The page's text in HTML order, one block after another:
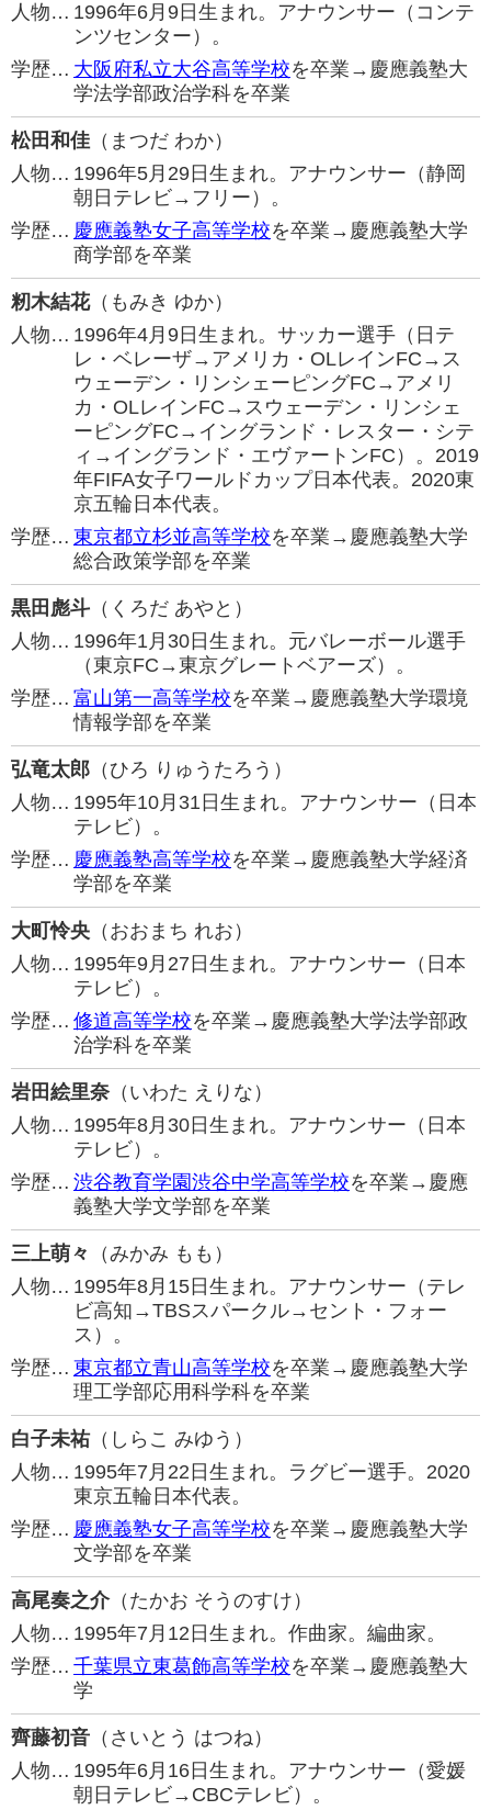
人物… 1996年6月9日生まれ。アナウンサー（コンテ
ンツセンター）。
学歴… 大阪府私立大谷高等学校を卒業→慶應義塾大
学法学部政治学科を卒業
松田和佳 （まつだ わか）
人物… 1996年5月29日生まれ。アナウンサー（静岡
朝日テレビ→フリー）。
学歴… 慶應義塾女子高等学校を卒業→慶應義塾大学
商学部を卒業
籾木結花（もみき ゆか）
人物… 1996年4月9日生まれ。サッカー選手（日テ
レ・ベレーザ→アメリカ・OLレインFC→ス
ウェーデン・リンシェーピングFC→アメリ
カ・OLレインFC→スウェーデン・リンシェ
ーピングFC→イングランド・レスター・シテ
ィ→イングランド・エヴァートンFC）。2019
年FIFA女子ワールドカップ日本代表。2020東
京五輪日本代表。
学歴… 東京都立杉並高等学校を卒業→慶應義塾大学
総合政策学部を卒業
黒田彪斗 （くろだ あやと）
人物… 1996年1月30日生まれ。元バレーボール選手
（東京FC→東京グレートベアーズ）。
学歴… 富山第一高等学校を卒業→慶應義塾大学環境
情報学部を卒業
弘竜太郎 （ひろ りゅうたろう）
人物… 1995年10月31日生まれ。アナウンサー（日本
テレビ）。
学歴… 慶應義塾高等学校を卒業→慶應義塾大学経済
学部を卒業
大町怜央 （おおまち れお）
人物… 1995年9月27日生まれ。アナウンサー（日本
テレビ）。
学歴… 修道高等学校を卒業→慶應義塾大学法学部政
治学科を卒業
岩田絵里奈 （いわた えりな）
人物… 1995年8月30日生まれ。アナウンサー（日本
テレビ）。
学歴… 渋谷教育学園渋谷中学高等学校を卒業→慶應
義塾大学文学部を卒業
三上萌々
（みかみ もも）
人物… 1995年8月15日生まれ。アナウンサー（テレ
ビ高知→TBSスパークル→セント・フォー
ス）。
学歴… 東京都立青山高等学校を卒業→慶應義塾大学
理工学部応用科学科を卒業
白子未祐（しらこ みゆう）
人物… 1995年7月22日生まれ。ラグビー選手。2020
東京五輪日本代表。
学歴… 慶應義塾女子高等学校を卒業→慶應義塾大学
文学部を卒業
高尾奏之介（たかお そうのすけ）
人物… 1995年7月12日生まれ。作曲家。編曲家。
学歴… 千葉県立東葛飾高等学校を卒業→慶應義塾大
学
齊藤初音 （さいとう はつね）
人物… 1995年6月16日生まれ。アナウンサー（愛媛
朝日テレビ→CBCテレビ）。